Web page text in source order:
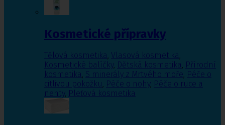
Kosmetické přípravky
Tělová kosmetika, Vlasová kosmetika,
Kosmetické balíčky, Dětská kosmetika, Přírodní
kosmetika, S minerály z Mrtvého moře, Péče o
citlivou pokožku, Péče o nohy, Péče o ruce a
nehty, Pleťová kosmetika